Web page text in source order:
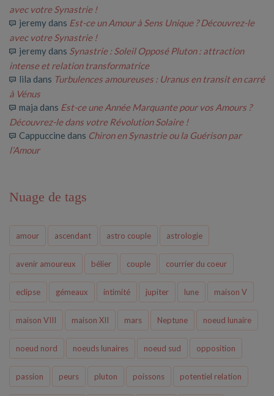
avec votre Synastrie !
jeremy dans Est-ce un Amour à Sens Unique ? Découvrez-le
avec votre Synastrie !
jeremy dans Synastrie : Soleil Opposé Pluton : attraction
intense et relation transformatrice
lila dans Turbulences amoureuses : Uranus en transit en carré
à Vénus
maja dans Est-ce une Année Marquante pour vos Amours ?
Découvrez-le dans votre Révolution Solaire !
Cappuccine dans Chiron en Synastrie ou la Guérison par
l’Amour
Nuage de tags
amour ascendant astro couple astrologie
avenir amoureux bélier couple courrier du coeur
eclipse gémeaux intimité jupiter lune maison V
maison VIII maison XII mars Neptune noeud lunaire
noeud nord noeuds lunaires noeud sud opposition
passion peurs pluton poissons potentiel relation